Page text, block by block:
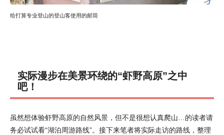
给打算专业登山的登山客使用的邮筒
实际漫步在美景环绕的“虾野高原”之中
吧！
虽然想体验虾野高原的自然风景，但不是很想认真爬山…的读者请
务必试试看“湖泊周游路线”。接下来笔者将实际走访的路线，整理